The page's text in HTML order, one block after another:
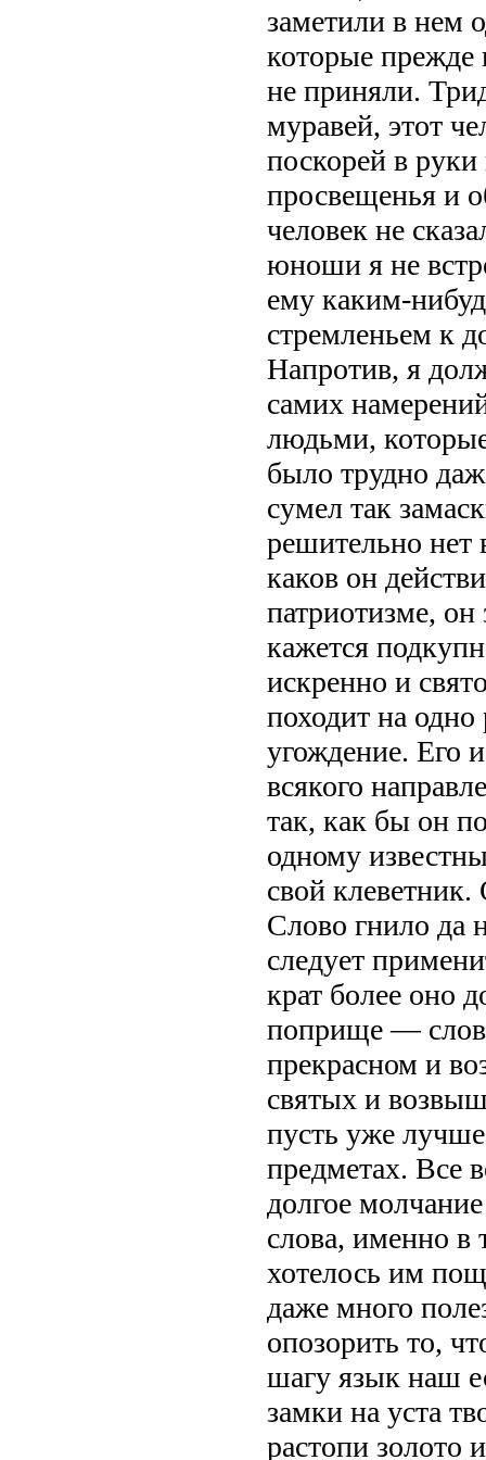
заметили в нем
которые прежде
не приняли.
муравей, этот
поскорей в руки
просвещенья и
человек не
юноши я не
ему каким-
стремленьем к
Напротив, я
самих
людьми,
было трудно
сумел так
решительно нет
каков он
патриотизме, он
кажется
искренно и
походит на одно
угождение. Его
всякого
так, как бы он
одному
свой
Слово гнило да
следует
крат более оно
поприще —
прекрасном и
святых и
пусть уже
предметах. Все
долгое
слова, именно в
хотелось им
даже много
опозорить то,
шагу язык наш
замки на уста
растопи золото